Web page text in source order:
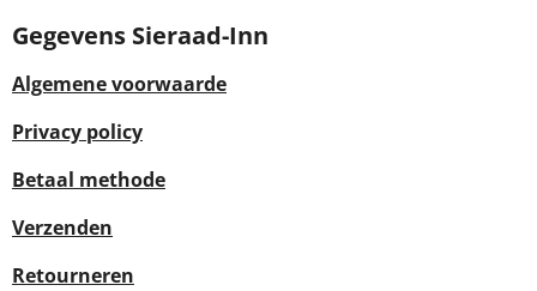
Gegevens Sieraad-Inn
Algemene voorwaarde
Privacy policy
Betaal methode
Verzenden
Retourneren